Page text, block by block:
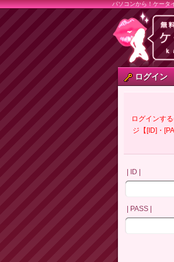
パソコンから！ケータ
ログイン
ログインす
ジ【[ID]・
| ID |
| PASS |